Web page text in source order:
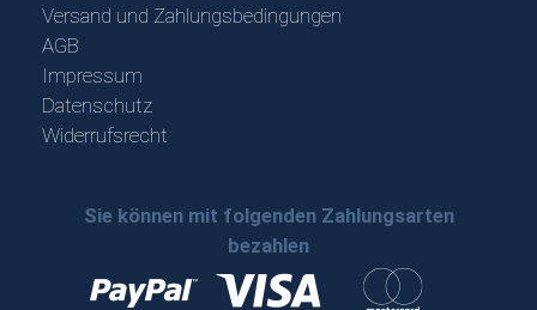
Versand und Zahlungsbedingungen
AGB
Impressum
Datenschutz
Widerrufsrecht
Sie können mit folgenden Zahlungsarten
bezahlen